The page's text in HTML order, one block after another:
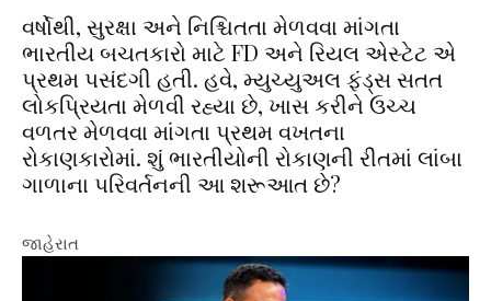
વર્ષોથી, સુરક્ષા અને નિશ્ચિતતા મેળવવા માંગતા
ભારતીય બચતકારો માટે FD અને રિયલ એસ્ટેટ એ
પ્રથમ પસંદગી હતી. હવે, મ્યુચ્યુઅલ ફંડ્સ સતત
લોકપ્રિયતા મેળવી રહ્યા છે, ખાસ કરીને ઉચ્ચ
વળતર મેળવવા માંગતા પ્રથમ વખતના
રોકાણકારોમાં. શું ભારતીયોની રોકાણની રીતમાં લાંબા
ગાળાના પરિવર્તનની આ શરૂઆત છે?
જાહેરાત